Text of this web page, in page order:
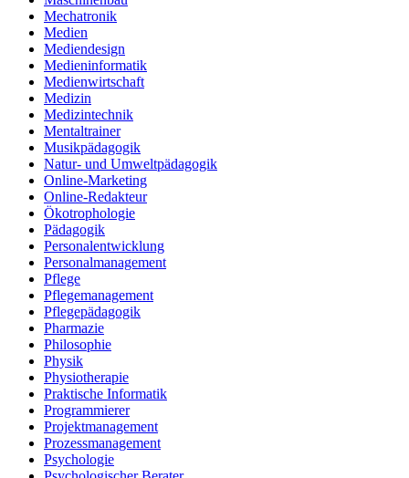
Mechatronik
Medien
Mediendesign
Medieninformatik
Medienwirtschaft
Medizin
Medizintechnik
Mentaltrainer
Musikpädagogik
Natur- und Umweltpädagogik
Online-Marketing
Online-Redakteur
Ökotrophologie
Pädagogik
Personalentwicklung
Personalmanagement
Pflege
Pflegemanagement
Pflegepädagogik
Pharmazie
Philosophie
Physik
Physiotherapie
Praktische Informatik
Programmierer
Projektmanagement
Prozessmanagement
Psychologie